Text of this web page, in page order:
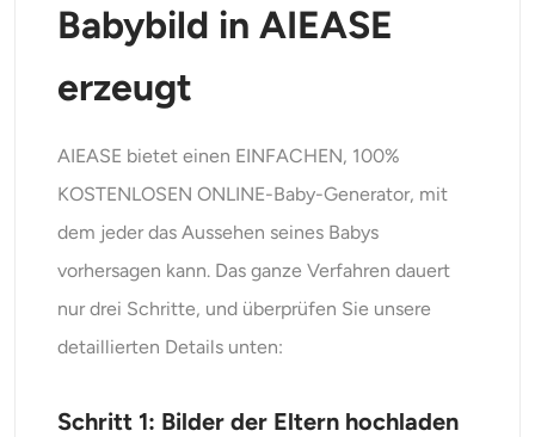
Babybild in AIEASE
erzeugt
AIEASE bietet einen EINFACHEN, 100%
KOSTENLOSEN ONLINE-Baby-Generator, mit
dem jeder das Aussehen seines Babys
vorhersagen kann. Das ganze Verfahren dauert
nur drei Schritte, und überprüfen Sie unsere
detaillierten Details unten:
Schritt 1: Bilder der Eltern hochladen